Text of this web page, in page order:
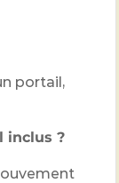
portail,
inclus ?